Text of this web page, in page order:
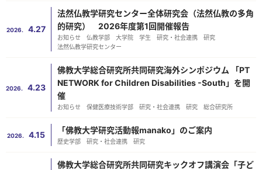
2026. 4.27
法然仏教学研究センター全体研究会（法然仏教の多角
的研究） 2026年度第1回開催報告
お知らせ 仏教学部 大学院 学生 研究・社会連携
研究
法然仏教学研究センター
2026. 4.23
佛教大学総合研究所共同研究海外シンポジウム 「PT
NETWORK for Children Disabilities -South」を開
催
お知らせ 保健医療技術学部 研究・社会連携 研究 総合研究所
2026. 4.15 「佛教大学研究活動報manako」のご案内
歴史学部 研究・社会連携 研究
佛教大学総合研究所共同研究キックオフ講演会「子ど